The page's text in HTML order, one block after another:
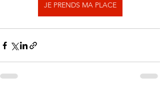
JE PRENDS MA PLACE